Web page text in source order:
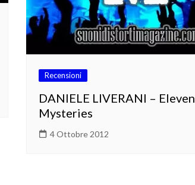
Recensioni
DANIELE LIVERANI – Eleven
Mysteries
4 Ottobre 2012